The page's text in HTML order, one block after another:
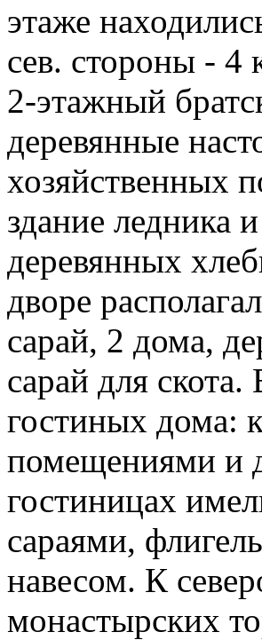
этаже
сев. стороны - 4
2-этажный
деревянные
хозяйственных
здание ледника
деревянных
дворе
сарай, 2 дома,
сарай для
гостиных дома:
помещениями и
гостиницах
сараями,
навесом. К
монастырских